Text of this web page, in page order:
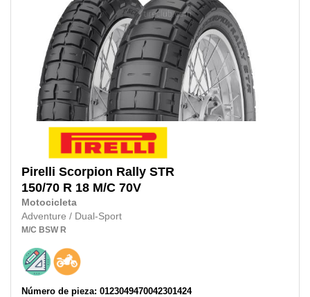
Pirelli Scorpion Rally STR
150/70 R 18 M/C 70V
Motocicleta
Adventure / Dual-Sport
M/C BSW R
Número de pieza: 0123049470042301424